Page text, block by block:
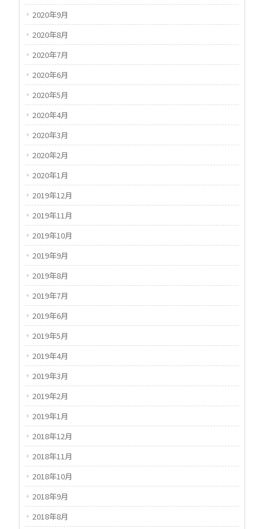
2020年9月
2020年8月
2020年7月
2020年6月
2020年5月
2020年4月
2020年3月
2020年2月
2020年1月
2019年12月
2019年11月
2019年10月
2019年9月
2019年8月
2019年7月
2019年6月
2019年5月
2019年4月
2019年3月
2019年2月
2019年1月
2018年12月
2018年11月
2018年10月
2018年9月
2018年8月